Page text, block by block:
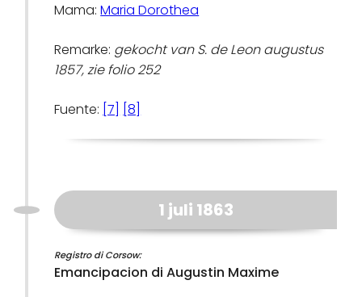
Mama:Maria Dorothea
Remarke: gekocht van S. de Leon augustus
1857, zie folio 252
Fuente: [7] [8]
1 juli 1863
Registro di Corsow:
Emancipacion di Augustin Maxime